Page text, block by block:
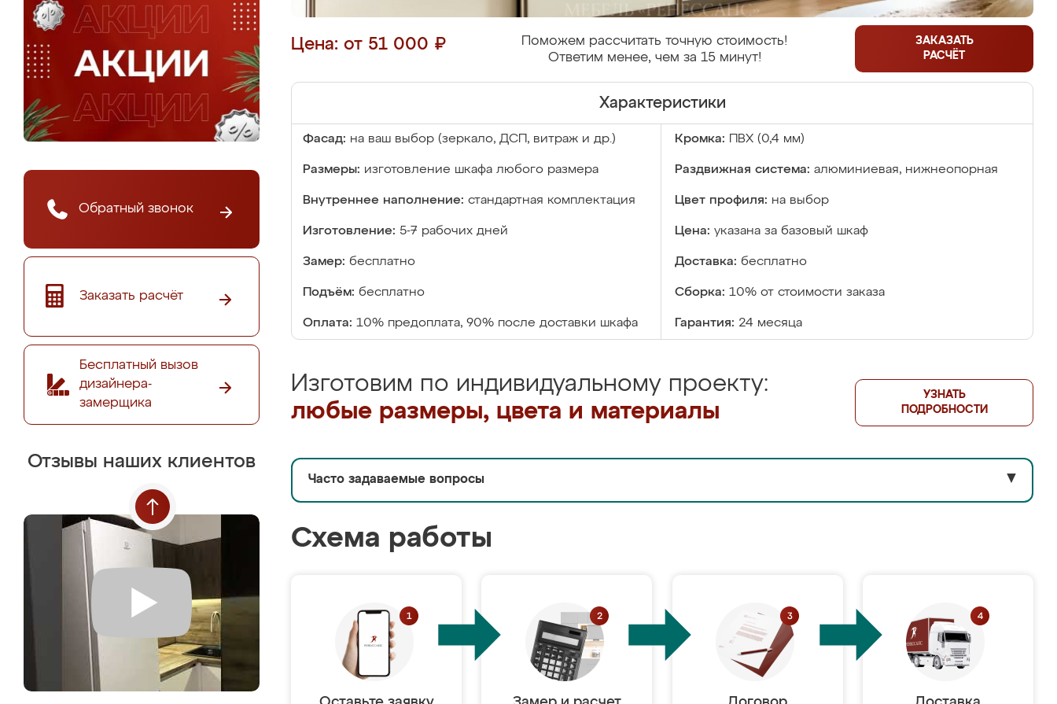
Обратный звонок
Заказать расчёт
Бесплатный вызов
дизайнера-
замерщика
Отзывы наших клиентов
Цена: от 51 000 ₽
Поможем рассчитать точную стоимость!
Ответим менее, чем за 15 минут!
ЗАКАЗАТЬ
РАСЧЁТ
Характеристики
Фасад: на ваш выбор (зеркало, ДСП, витраж и др.) Кромка: ПВХ (0,4 мм)
Размеры: изготовление шкафа любого размера Раздвижная система: алюминиевая, нижнеопорная
Внутреннее наполнение: стандартная комплектация Цвет профиля: на выбор
Изготовление: 5-7 рабочих дней Цена: указана за базовый шкаф
Замер: бесплатно Доставка: бесплатно
Подъём: бесплатно Сборка: 10% от стоимости заказа
Оплата: 10% предоплата, 90% после доставки шкафа Гарантия: 24 месяца
Изготовим по индивидуальному проекту:
любые размеры, цвета и материалы
УЗНАТЬ
ПОДРОБНОСТИ
Часто задаваемые вопросы ▼
Схема работы